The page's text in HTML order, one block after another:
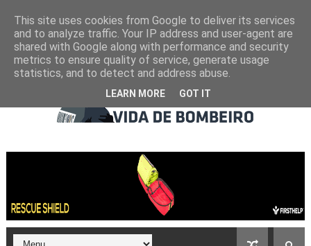
This site uses cookies from Google to deliver its services
and to analyze traffic. Your IP address and user-agent are
shared with Google along with performance and security
metrics to ensure quality of service, generate usage
statistics, and to detect and address abuse.
LEARN MORE GOT IT